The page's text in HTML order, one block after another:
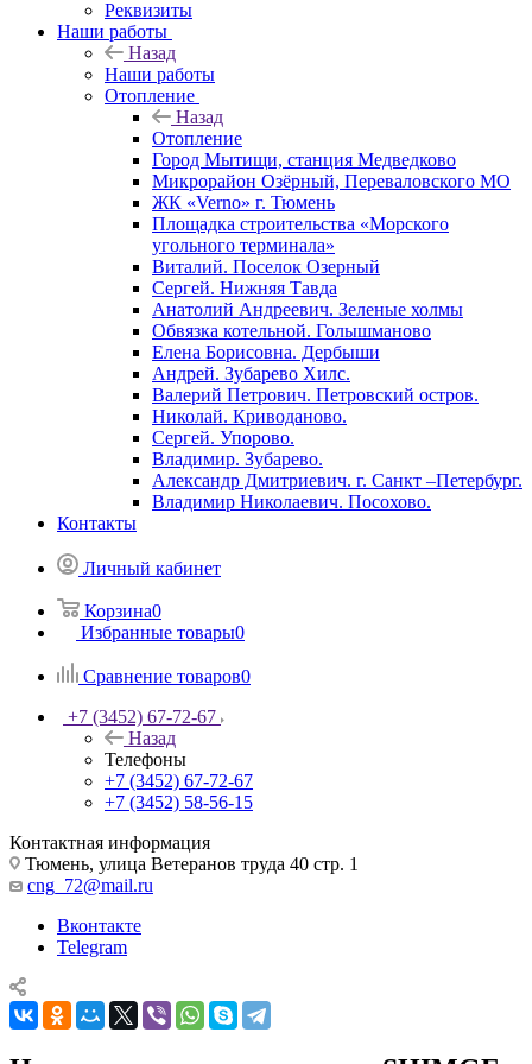
Реквизиты
Наши работы
Назад
Наши работы
Отопление
Назад
Отопление
Город Мытищи, станция Медведково
Микрорайон Озёрный, Переваловского МО
ЖК «Verno» г. Тюмень
Площадка строительства «Морского
угольного терминала»
Виталий. Поселок Озерный
Сергей. Нижняя Тавда
Анатолий Андреевич. Зеленые холмы
Обвязка котельной. Голышманово
Елена Борисовна. Дербыши
Андрей. Зубарево Хилс.
Валерий Петрович. Петровский остров.
Николай. Криводаново.
Сергей. Упорово.
Владимир. Зубарево.
Александр Дмитриевич. г. Санкт –Петербург.
Владимир Николаевич. Посохово.
Контакты
Личный кабинет
Корзина0
Избранные товары0
Сравнение товаров0
+7 (3452) 67-72-67
Назад
Телефоны
+7 (3452) 67-72-67
+7 (3452) 58-56-15
Контактная информация
Тюмень, улица Ветеранов труда 40 стр. 1
cng_72@mail.ru
Вконтакте
Telegram